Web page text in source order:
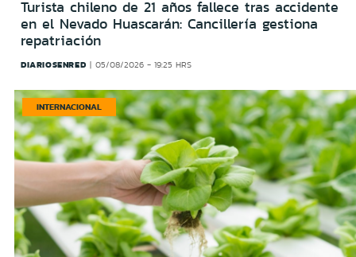
Turista chileno de 21 años fallece tras accidente
en el Nevado Huascarán: Cancillería gestiona
repatriación
DIARIOSENRED 05/08/2026 - 19:25 HRS
INTERNACIONAL